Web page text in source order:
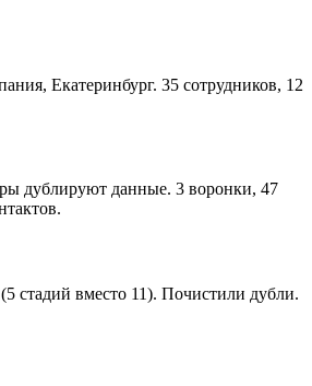
Екатеринбург. 35 сотрудников, 12
дублируют данные. 3 воронки, 47
стадий вместо 11). Почистили дубли.